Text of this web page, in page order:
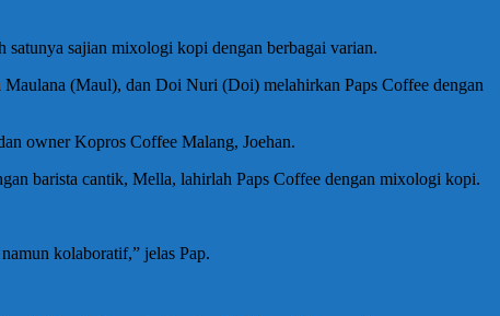
satunya sajian mixologi kopi dengan berbagai varian.
(Maul), dan Doi Nuri (Doi) melahirkan Paps Coffee dengan
owner Kopros Coffee Malang, Joehan.
barista cantik, Mella, lahirlah Paps Coffee dengan mixologi kopi.
kolaboratif,” jelas Pap.